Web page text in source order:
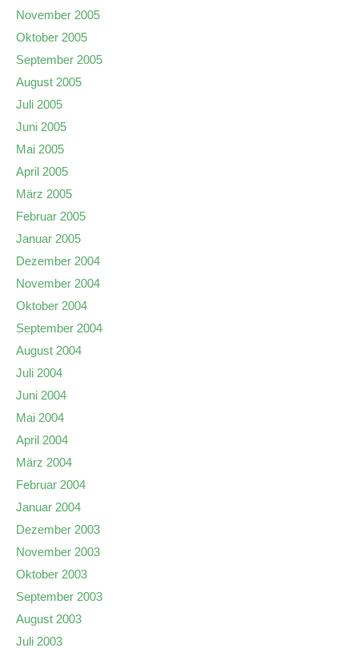
November 2005
Oktober 2005
September 2005
August 2005
Juli 2005
Juni 2005
Mai 2005
April 2005
März 2005
Februar 2005
Januar 2005
Dezember 2004
November 2004
Oktober 2004
September 2004
August 2004
Juli 2004
Juni 2004
Mai 2004
April 2004
März 2004
Februar 2004
Januar 2004
Dezember 2003
November 2003
Oktober 2003
September 2003
August 2003
Juli 2003